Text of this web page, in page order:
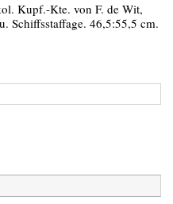
Kupf.-Kte. von F. de Wit,
Schiffsstaffage. 46,5:55,5 cm.